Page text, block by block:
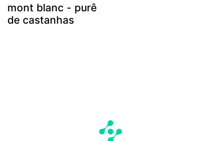
mont blanc - purê
de castanhas